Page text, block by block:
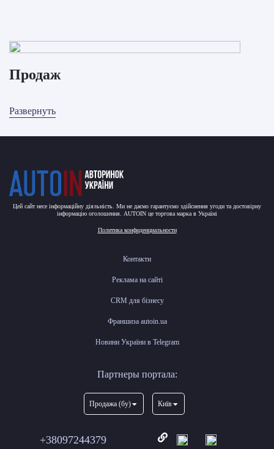
Продаж
Развернуть
Цей сайт несе інформаційну діяльність. Ми не даємо гарантуємо здійснення угоди та достовірну
інформацію оголошення. AUTOIN це торгова марка в Україні
Политика конфиденциальности
Контакти
Реклама на сайті
CRM для бізнесу
Франшиза autoin.ua
Новини України в Telegram
Партнеры портала:
Продажа (бу) Київ
+38097244379